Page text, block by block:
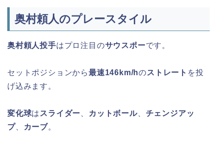
奥村頼人のプレースタイル
奥村頼人投手はプロ注目のサウスポーです。
セットポジションから最速146km/hのストレート を投
げ込みます。
変化球は スライダー カットボール、 チェンジアッ
プ、 カーブ。